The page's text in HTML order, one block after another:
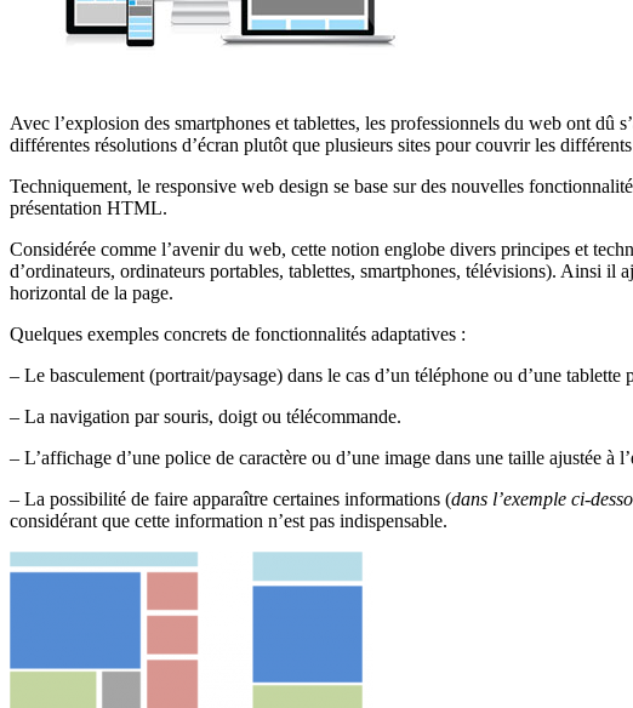
Avec l’explosion des smartphones et tablettes, les professionnels du web ont dû
différentes résolutions d’écran plutôt que plusieurs sites pour couvrir les
Techniquement, le responsive web design se base sur des nouvelles
présentation HTML.
Considérée comme l’avenir du web, cette notion englobe divers principes et
d’ordinateurs, ordinateurs portables, tablettes, smartphones, télévisions). Ainsi il
horizontal de la page.
Quelques exemples concrets de fonctionnalités adaptatives :
– Le basculement (portrait/paysage) dans le cas d’un téléphone ou d’une
– La navigation par souris, doigt ou télécommande.
– L’affichage d’une police de caractère ou d’une image dans une taille ajustée à
– La possibilité de faire apparaître certaines informations (dans l’exemple ci-
considérant que cette information n’est pas indispensable.